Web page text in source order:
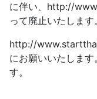
に伴い、http://
って廃止いたします。
http://
にお願いいたしま
す。